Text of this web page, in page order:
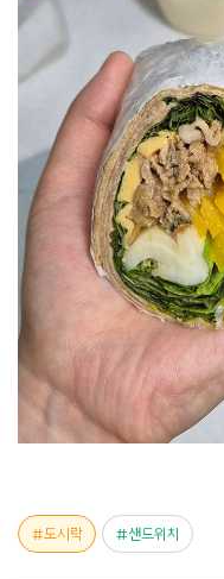
도시락 샌드위치